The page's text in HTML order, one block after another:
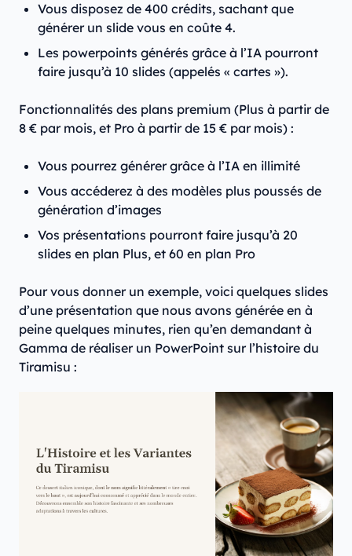
Vous disposez de 400 crédits, sachant que
générer un slide vous en coûte 4.
Les powerpoints générés grâce à l’IA pourront
faire jusqu’à 10 slides (appelés « cartes »).
Fonctionnalités des plans premium (Plus à partir de
8 € par mois, et Pro à partir de 15 € par mois) :
Vous pourrez générer grâce à l’IA en illimité
Vous accéderez à des modèles plus poussés de
génération d’images
Vos présentations pourront faire jusqu’à 20
slides en plan Plus, et 60 en plan Pro
Pour vous donner un exemple, voici quelques slides
d’une présentation que nous avons générée en à
peine quelques minutes, rien qu’en demandant à
Gamma de réaliser un PowerPoint sur l’histoire du
Tiramisu :